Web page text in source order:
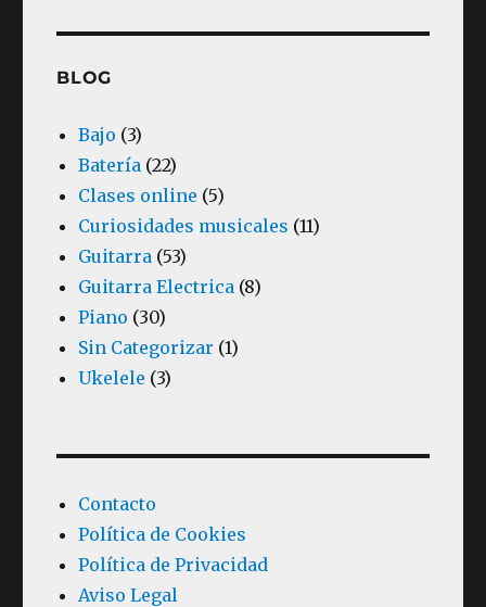
BLOG
Bajo (3)
Batería (22)
Clases online (5)
Curiosidades musicales (11)
Guitarra (53)
Guitarra Electrica (8)
Piano (30)
Sin Categorizar (1)
Ukelele (3)
Contacto
Política de Cookies
Política de Privacidad
Aviso Legal